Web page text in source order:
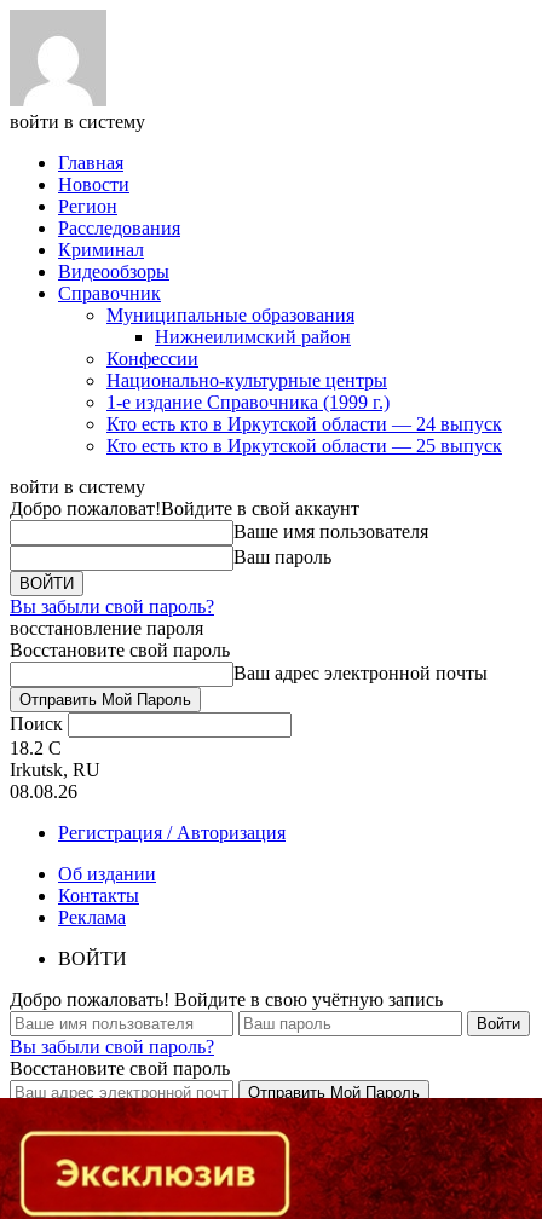
войти в систему
Главная
Новости
Регион
Расследования
Криминал
Видеообзоры
Справочник
Муниципальные образования
Нижнеилимский район
Конфессии
Национально-культурные центры
1-е издание Справочника (1999 г.)
Кто есть кто в Иркутской области — 24 выпуск
Кто есть кто в Иркутской области — 25 выпуск
войти в систему
Добро пожаловат!Войдите в свой аккаунт
Ваше имя пользователя
Ваш пароль
Вы забыли свой пароль?
восстановление пароля
Восстановите свой пароль
Ваш адрес электронной почты
Поиск
18.2 C
Irkutsk, RU
08.08.26
Регистрация / Авторизация
Об издании
Контакты
Реклама
ВОЙТИ
Добро пожаловать! Войдите в свою учётную запись
Вы забыли свой пароль?
Восстановите свой пароль
Кто есть кто в Байкальском регионе